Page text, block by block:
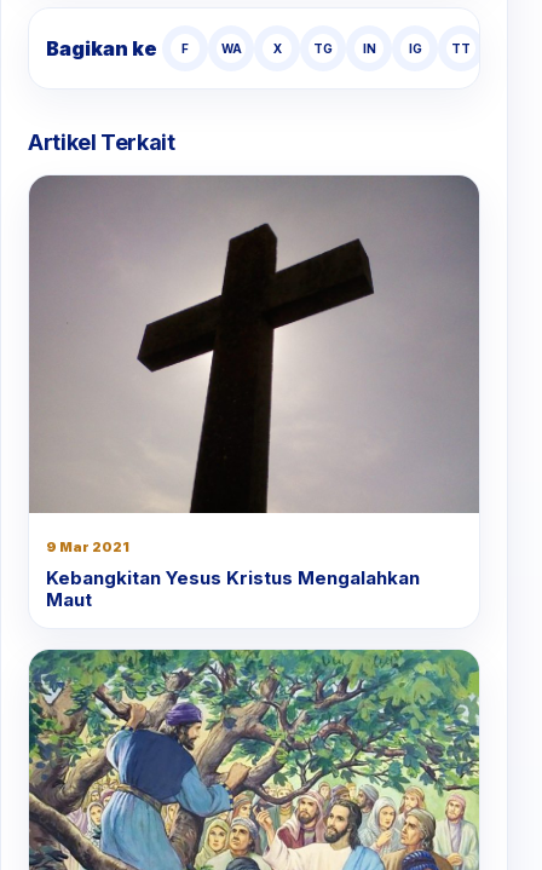
Bagikan ke F WA X TG IN IG TT
Artikel Terkait
9 Mar 2021
Kebangkitan Yesus Kristus Mengalahkan
Maut